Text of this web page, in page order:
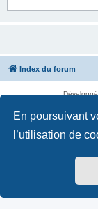
En poursuivant
l’utilisation de
Index du forum